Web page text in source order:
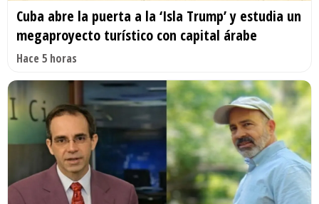
Cuba abre la puerta a la ‘Isla Trump’ y estudia un
megaproyecto turístico con capital árabe
Hace 5 horas